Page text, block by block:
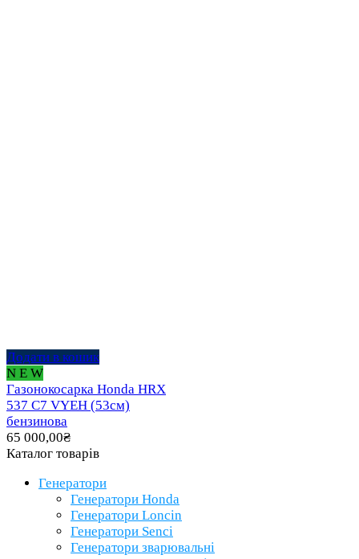
Додати в кошик
N E W
Газонокосарка Honda HRX
537 C7 VYEH (53см)
бензинова
65 000,00₴
Каталог товарів
Генератори
Генератори Honda
Генератори Loncin
Генератори Senci
Генератори зварювальні